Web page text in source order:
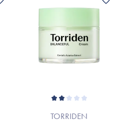
TORRIDEN